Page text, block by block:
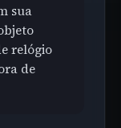
sua
relógio
de